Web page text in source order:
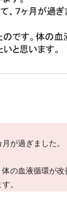
が過ぎました。
の血液循環が改
。